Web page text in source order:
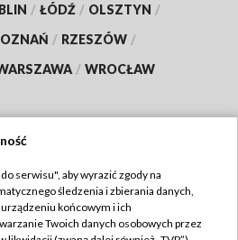
/ ŁÓDŹ / OLSZTYN /
/ RZESZÓW /
/ WROCŁAW
TVP
TVP
serwisu", aby wyrazić zgody na
śledzenia i zbierania danych,
końcowym i ich
Twoich danych osobowych przez